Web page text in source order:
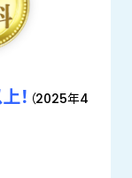
！ （2025年4